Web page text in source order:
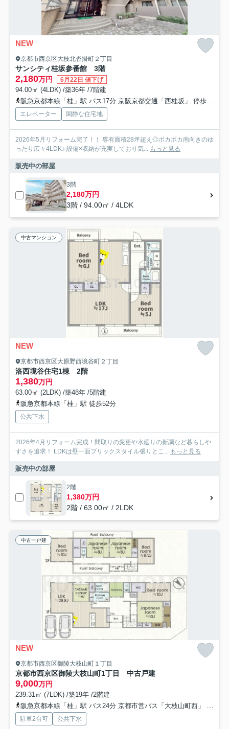
NEW
京都市西京区大枝北沓掛町２丁目
サンシティ桂坂参番館 3階
2,180万円 6月22日 値下げ
94.00㎡ (4LDK) /築36年 /7階建
阪急京都本線「桂」駅 バス17分 京阪京都交通「西桂坂」 停歩3分
エレベーター 閑静な住宅地
2026年5月リフォーム完了！！ 専有面積28坪超え◎ポカポカ南向きのゆ
ったり広々4LDK♪ 設備×収納が充実しており気... もっと見る
販売中の部屋
3階
2,180万円
3階 / 94.00㎡ / 4LDK
中古マンション
NEW
京都市西京区大原野西境谷町２丁目
洛西境谷住宅1棟 2階
1,380万円
63.00㎡ (2LDK) /築48年 /5階建
阪急京都本線「桂」駅 徒歩52分
公共下水
2026年4月リフォーム完成！間取りの変更や水廻りの新調など暮らしや
すさを追求！ LDKは壁一面ブリックスタイル張りとこ...
もっと見る
販売中の部屋
2階
1,380万円
2階 / 63.00㎡ / 2LDK
中古一戸建
NEW
京都市西京区御陵大枝山町１丁目
京都市西京区御陵大枝山町1丁目 中古戸建
9,000万円
239.31㎡ (7LDK) /築19年 /2階建
阪急京都本線「桂」駅 バス24分 京都市営バス「大枝山町西」 停歩4分
駐車2台可 公共下水